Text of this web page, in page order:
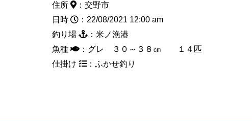
住所
：交野市
日時
：22/08/2021 12:00 am
釣り場
：米ノ漁港
魚種
：グレ ３０～３８㎝ １４匹
仕掛け
：ふかせ釣り